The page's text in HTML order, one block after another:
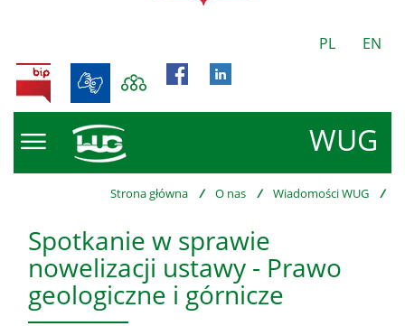
PL EN
WUG
BIP
Strona główna / O nas / Wiadomości WUG /
Spotkanie w sprawie
nowelizacji ustawy - Prawo
geologiczne i górnicze